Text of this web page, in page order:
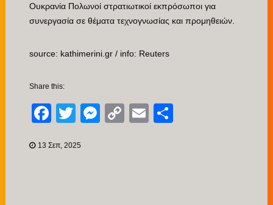
Ουκρανία Πολωνοί στρατιωτικοί εκπρόσωποι για
συνεργασία σε θέματα τεχνογνωσίας και προμηθειών.
source: kathimerini.gr / info: Reuters
Share this:
Facebook
TwitterMessenger
CopyEmail
13 Σεπ, 2025